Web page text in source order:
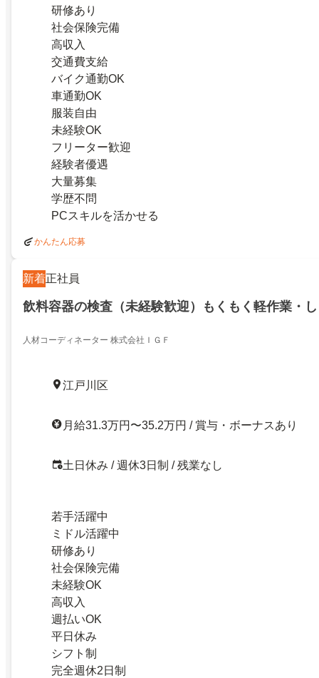
研修あり
社会保険完備
高収入
交通費支給
バイク通勤OK
車通勤OK
服装自由
未経験OK
フリーター歓迎
経験者優遇
大量募集
学歴不問
PCスキルを活かせる
かんたん応募
新着正社員
飲料容器の検査（未経験歓迎）もくもく軽作業・
人材コーディネーター 株式会社ＩＧＦ
江戸川区
月給31.3万円〜35.2万円 / 賞与・ボーナスあり
土日休み / 週休3日制 / 残業なし
若手活躍中
ミドル活躍中
研修あり
社会保険完備
未経験OK
高収入
週払いOK
平日休み
シフト制
完全週休2日制